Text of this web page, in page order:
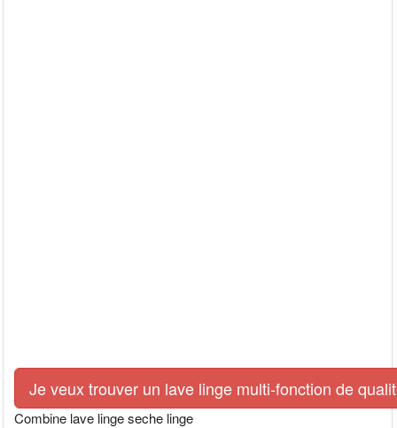
Je veux trouver un lave linge multi-fonction de
Combine lave linge seche linge